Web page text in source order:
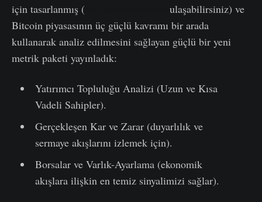
için tasarlanmış (
ulaşabilirsiniz) ve
Bitcoin piyasasının üç güçlü kavramı bir arada
kullanarak analiz edilmesini sağlayan güçlü bir yeni
metrik paketi yayınladık:
Yatırımcı Topluluğu Analizi (Uzun ve Kısa
Vadeli Sahipler).
Gerçekleşen Kar ve Zarar (duyarlılık ve
sermaye akışlarını izlemek için).
Borsalar ve Varlık-Ayarlama (ekonomik
akışlara ilişkin en temiz sinyalimizi sağlar).